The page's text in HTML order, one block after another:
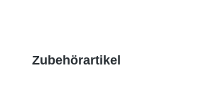
Produktgalerie überspringen
Zubehörartikel